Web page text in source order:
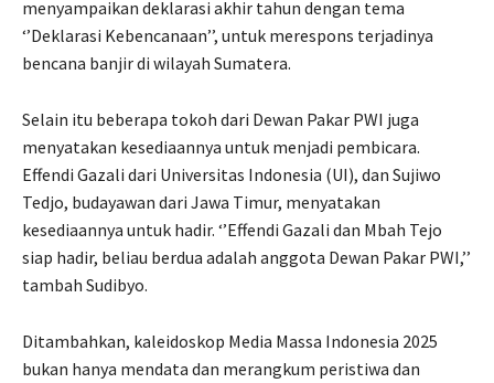
menyampaikan deklarasi akhir tahun dengan tema
‘’Deklarasi Kebencanaan’’, untuk merespons terjadinya
bencana banjir di wilayah Sumatera.
Selain itu beberapa tokoh dari Dewan Pakar PWI juga
menyatakan kesediaannya untuk menjadi pembicara.
Effendi Gazali dari Universitas Indonesia (UI), dan Sujiwo
Tedjo, budayawan dari Jawa Timur, menyatakan
kesediaannya untuk hadir. ‘’Effendi Gazali dan Mbah Tejo
siap hadir, beliau berdua adalah anggota Dewan Pakar PWI,’’
tambah Sudibyo.
Ditambahkan, kaleidoskop Media Massa Indonesia 2025
bukan hanya mendata dan merangkum peristiwa dan